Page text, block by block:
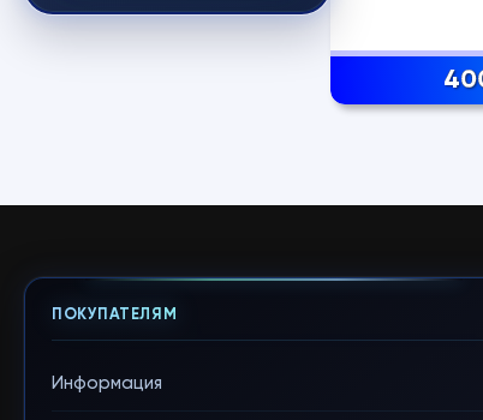
ПОКУПАТЕЛЯМ
Информация